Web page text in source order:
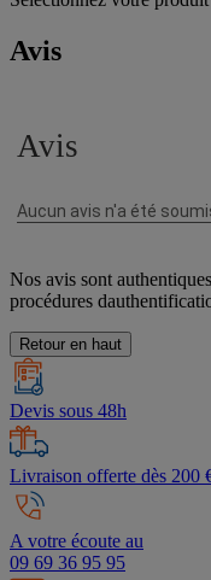
Avis
Nos avis sont
procédures
Retour en haut
Devis sous 48h
Livraison offerte dès 200
A votre écoute au
09 69 36 95 95